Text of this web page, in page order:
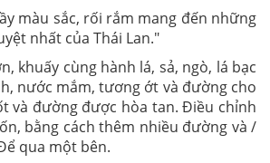
màu sắc, rối rắm mang đến những
nhất của Thái Lan."
khuấy cùng hành lá, sả, ngò, lá bạc
nước mắm, tương ớt và đường cho
và đường được hòa tan. Điều chỉnh
bằng cách thêm nhiều đường và /
qua một bên.